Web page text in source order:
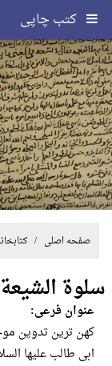
کتب چاپی
صفحه اصلی /
سلوة الشیعة
عنوان فرعی:
کهن ترین تدوین
ابی‌ طالب‌ علیها